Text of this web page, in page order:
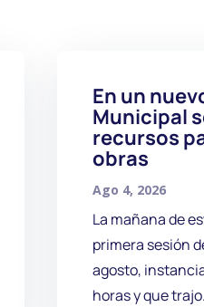
En un
Municipal
recursos
obras
Ago 4, 2026
La mañana de
primera sesión
agosto,
horas y que